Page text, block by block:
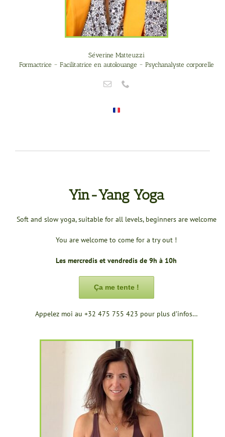
Séverine Matteuzzi
Formactrice ~ Facilitatrice en autolouange ~ Psychanalyste corporelle
Yin-Yang Yoga
Soft and slow yoga, suitable for all levels, beginners are welcome
You are welcome to come for a try out !
Les mercredis et vendredis de 9h à 10h
Ça me tente !
Appelez moi au +32 475 755 423 pour plus d’infos…